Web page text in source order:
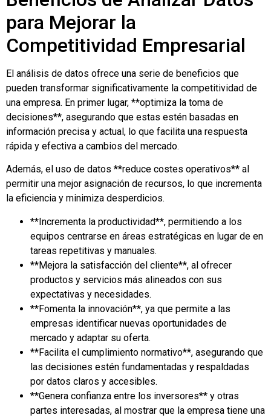
para Mejorar la
Competitividad Empresarial
El análisis de datos ofrece una serie de beneficios que
pueden transformar significativamente la competitividad de
una empresa. En primer lugar, **optimiza la toma de
decisiones**, asegurando que estas estén basadas en
información precisa y actual, lo que facilita una respuesta
rápida y efectiva a cambios del mercado.
Además, el uso de datos **reduce costes operativos** al
permitir una mejor asignación de recursos, lo que incrementa
la eficiencia y minimiza desperdicios.
**Incrementa la productividad**, permitiendo a los
equipos centrarse en áreas estratégicas en lugar de en
tareas repetitivas y manuales.
**Mejora la satisfacción del cliente**, al ofrecer
productos y servicios más alineados con sus
expectativas y necesidades.
**Fomenta la innovación**, ya que permite a las
empresas identificar nuevas oportunidades de
mercado y adaptar su oferta.
**Facilita el cumplimiento normativo**, asegurando que
las decisiones estén fundamentadas y respaldadas
por datos claros y accesibles.
**Genera confianza entre los inversores** y otras
partes interesadas, al mostrar que la empresa tiene una